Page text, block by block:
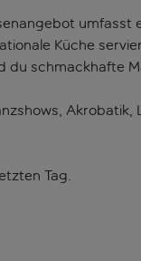
Küche
du schmackhafte
Tag.